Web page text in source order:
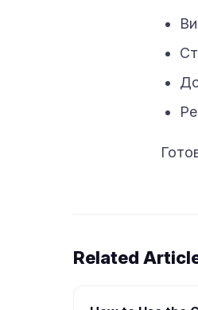
Related